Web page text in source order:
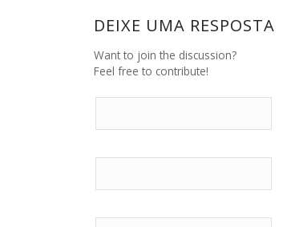
DEIXE UMA RESPOSTA
Want to join the discussion?
Feel free to contribute!